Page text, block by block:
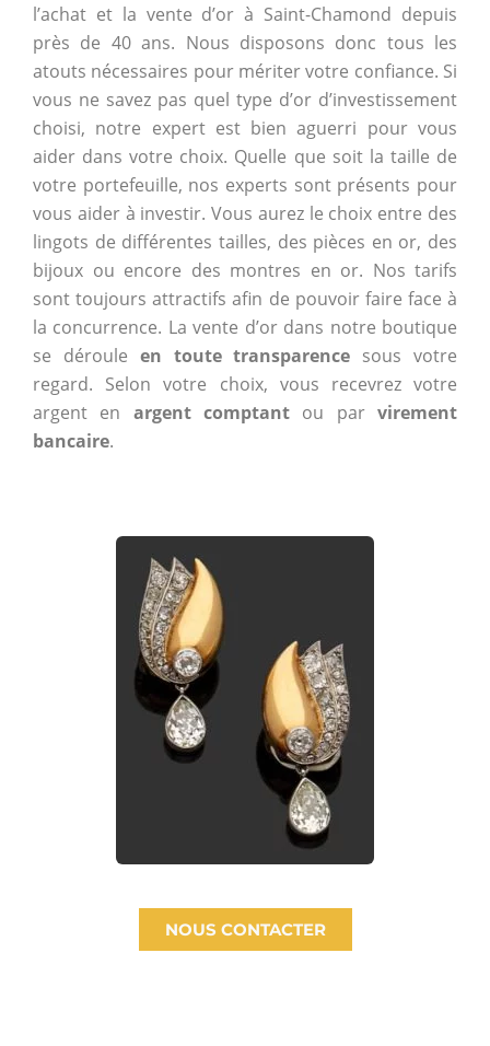
l’achat et la vente d’or à Saint-Chamond depuis
près de 40 ans. Nous disposons donc tous les
atouts nécessaires pour mériter votre confiance. Si
vous ne savez pas quel type d’or d’investissement
choisi, notre expert est bien aguerri pour vous
aider dans votre choix. Quelle que soit la taille de
votre portefeuille, nos experts sont présents pour
vous aider à investir. Vous aurez le choix entre des
lingots de différentes tailles, des pièces en or, des
bijoux ou encore des montres en or. Nos tarifs
sont toujours attractifs afin de pouvoir faire face à
la concurrence. La vente d’or dans notre boutique
se déroule en toute transparence sous votre
regard. Selon votre choix, vous recevrez votre
argent en argent comptant ou parvirement
bancaire.
NOUS CONTACTER